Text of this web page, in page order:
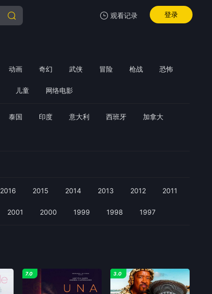
观看记录
暂无观看影片的记录
登录
动画 奇幻 武侠 冒险 枪战 恐怖
儿童 网络电影
泰国 印度 意大利 西班牙 加拿大
2016 2015 2014 2013 2012 2011
2001 2000 1999 1998 1997
7.0 3.0